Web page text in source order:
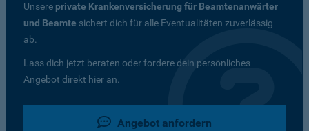
Unsere private Krankenversicherung für Beamtenanwärter
und Beamte sichert dich für alle Eventualitäten zuverlässig
ab.
Lass dich jetzt beraten oder fordere dein persönliches
Angebot direkt hier an.
Angebot anfordern